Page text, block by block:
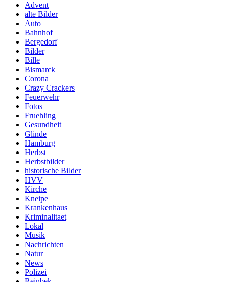
Advent
alte Bilder
Auto
Bahnhof
Bergedorf
Bilder
Bille
Bismarck
Corona
Crazy Crackers
Feuerwehr
Fotos
Fruehling
Gesundheit
Glinde
Hamburg
Herbst
Herbstbilder
historische Bilder
HVV
Kirche
Kneipe
Krankenhaus
Kriminalitaet
Lokal
Musik
Nachrichten
Natur
News
Polizei